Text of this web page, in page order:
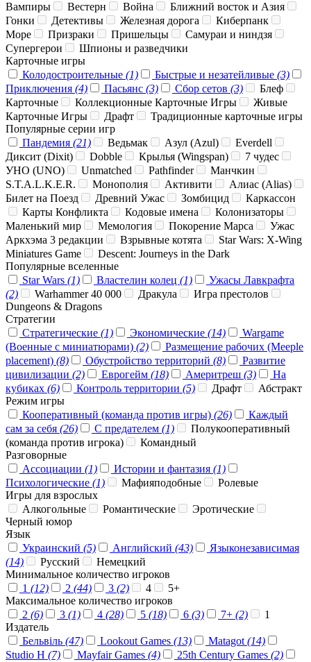
Вампиры
Вестерн Война
Ближний восток и Азия
Гонки
Детективы Железная дорога
Киберпанк
Море
Призраки Пришельцы
Самураи и ниндзя
Супергерои
Шпионы и разведчики
Карточные игры
Колодостроительные (1) Быстрые и незатейливые (3)
Приключения (4) Пасьянс (3) Сбор сетов (3)
Блеф
Карточные
Коллекционные Карточные Игры
Живые
Карточные Игры
Драфт
Традиционные карточные игры
Популярные серии игр
Пандемия (21) Ведьмак Азул (Azul)
Everdell
Диксит (Dixit)
Dobble Крылья (Wingspan)
7 чудес
УНО (UNO)
Unmatched Pathfinder
Манчкин
S.T.A.L.K.E.R.
Монополия Активити
Алиас (Alias)
Билет на Поезд
Древний Ужас Зомбицид
Каркассон
Карты Конфликта
Кодовые имена
Колонизаторы
Маленький мир
Мемология Покорение Марса
Ужас
Аркхэма 3 редакции
Взрывные котята
Star Wars: X-Wing
Miniatures Game
Descent: Journeys in the Dark
Популярные вселенные
Star Wars (1) Властелин колец (1)
Ужасы Лавкрафта
(2)
Warhammer 40 000 Дракула
Игра престолов
Dungeons & Dragons
Стратегии
Стратегические (1) Экономические (14)
Wargame
(Военные с миниатюрами) (2)
Размещение рабочих (Meeple
placement) (8) Обустройство территорий (8)
Развитие
цивилизации (2) Еврогейм (18) Америтреш (3)
На
кубиках (6) Контроль территории (5) Драфт
Абстракт
Режим игры
Кооперативный (команда против игры) (26)
Каждый
сам за себя (26) С предателем (1)
Полукооперативный
(команда против игрока)
Командный
Разговорные
Ассоциации (1) Истории и фантазия (1)
Психологические (1) Мафияподобные
Ролевые
Игры для взрослых
Алкогольные
Романтические
Эротические
Черный юмор
Язык
Украинский (5) Английский (43)
Языконезависимая
(14)
Русский
Немецкий
Минимальное количество игроков
1 (12) 2 (44) 3 (2) 4
5+
Максимальное количество игроков
2 (6) 3 (1) 4 (28) 5 (18) 6 (3) 7+ (2)
1
Издатель
Бельвіль (47) Lookout Games (13) Matagot (14)
Studio H (7) Mayfair Games (4) 25th Century Games (2)